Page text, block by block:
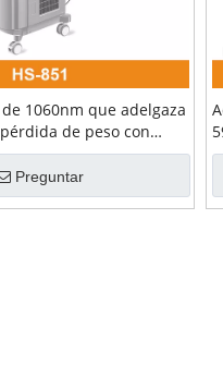
1060nm que adelgaza
de peso con
Preguntar